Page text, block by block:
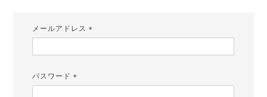
メールアドレス
パスワード